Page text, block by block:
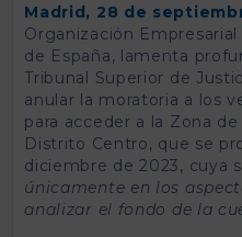
Madrid, 28 de
Organización
de España, lamenta
Tribunal Superior de
anular la moratoria a los
para acceder a la Zona
Distrito Centro, que se
diciembre de 2023, cuya
únicamente en los
analizar el fondo de la